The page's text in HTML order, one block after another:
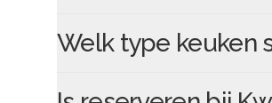
Welk type keuken